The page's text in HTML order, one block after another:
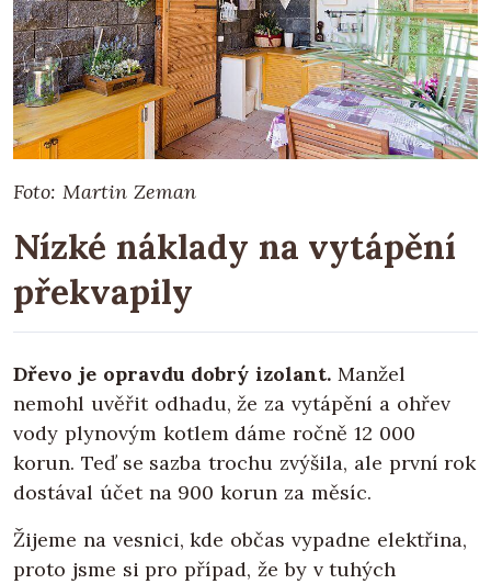
Foto: Martin Zeman
Nízké náklady na vytápění
překvapily
Dřevo je opravdu dobrý izolant. Manžel
nemohl uvěřit odhadu, že za vytápění a ohřev
vody plynovým kotlem dáme ročně 12 000
korun. Teď se sazba trochu zvýšila, ale první rok
dostával účet na 900 korun za měsíc.
Žijeme na vesnici, kde občas vypadne elektřina,
proto jsme si pro případ, že by v tuhých